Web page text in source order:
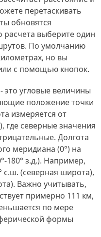
перетаскивать
обновятся
расчета выберите один
По умолчанию
но вы
с помощью кнопок.
это угловые величины
положение точки
измеряется от
где северные значения
Долгота
меридиана (0°) на
180° з.д.). Например,
с.ш. (северная широта),
Важно учитывать,
примерно 111 км,
по мере
формы